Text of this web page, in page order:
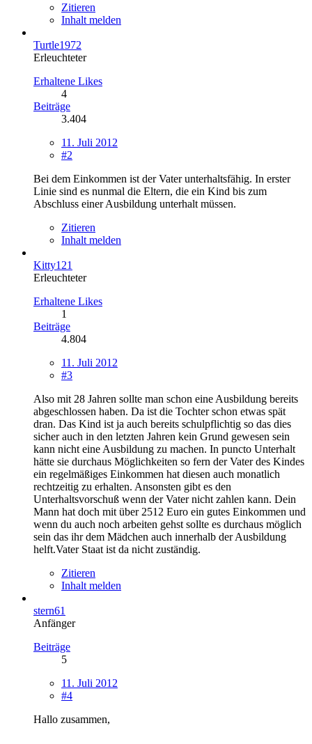
Zitieren
Inhalt melden
Turtle1972
Erleuchteter
Erhaltene Likes
4
Beiträge
3.404
11. Juli 2012
#2
Bei dem Einkommen ist der Vater unterhaltsfähig. In erster
Linie sind es nunmal die Eltern, die ein Kind bis zum
Abschluss einer Ausbildung unterhalt müssen.
Zitieren
Inhalt melden
Kitty121
Erleuchteter
Erhaltene Likes
1
Beiträge
4.804
11. Juli 2012
#3
Also mit 28 Jahren sollte man schon eine Ausbildung bereits
abgeschlossen haben. Da ist die Tochter schon etwas spät
dran. Das Kind ist ja auch bereits schulpflichtig so das dies
sicher auch in den letzten Jahren kein Grund gewesen sein
kann nicht eine Ausbildung zu machen. In puncto Unterhalt
hätte sie durchaus Möglichkeiten so fern der Vater des Kindes
ein regelmäßiges Einkommen hat diesen auch monatlich
rechtzeitig zu erhalten. Ansonsten gibt es den
Unterhaltsvorschuß wenn der Vater nicht zahlen kann. Dein
Mann hat doch mit über 2512 Euro ein gutes Einkommen und
wenn du auch noch arbeiten gehst sollte es durchaus möglich
sein das ihr dem Mädchen auch innerhalb der Ausbildung
helft.Vater Staat ist da nicht zuständig.
Zitieren
Inhalt melden
stern61
Anfänger
Beiträge
5
11. Juli 2012
#4
Hallo zusammen,